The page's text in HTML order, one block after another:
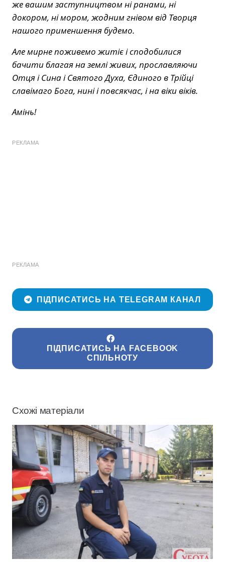
же вашим заступництвом ні paнами, ні
докором, ні мopом, жодним гнiвом від Творця
нашого применшення будемо.
Але мирне поживемо житіє і сподобилися
бачити благая на землі живих, прославляючи
Отця і Сина і Святого Духа, Єдиного в Трійці
славімаго Бога, нині і повсякчас, і на віки віків.
Амінь!
РЕКЛАМА
РЕКЛАМА
ПІДПИСАТИСЬ НА TELEGRAM КАНАЛ
ПІДПИСАТИСЬ НА FACEBOOK
СПІЛЬНОТУ
Схожі матеріали